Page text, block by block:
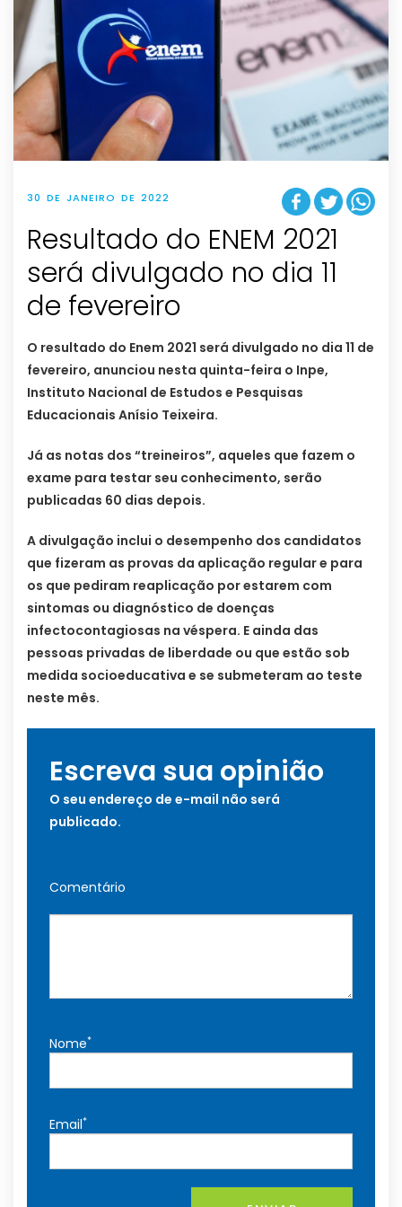
30 DE JANEIRO DE 2022
Resultado do ENEM 2021
será divulgado no dia 11
de fevereiro
O resultado do Enem 2021 será divulgado no dia 11 de
fevereiro, anunciou nesta quinta-feira o Inpe,
Instituto Nacional de Estudos e Pesquisas
Educacionais Anísio Teixeira.
Já as notas dos “treineiros”, aqueles que fazem o
exame para testar seu conhecimento, serão
publicadas 60 dias depois.
A divulgação inclui o desempenho dos candidatos
que fizeram as provas da aplicação regular e para
os que pediram reaplicação por estarem com
sintomas ou diagnóstico de doenças
infectocontagiosas na véspera. E ainda das
pessoas privadas de liberdade ou que estão sob
medida socioeducativa e se submeteram ao teste
neste mês.
Escreva sua opinião
O seu endereço de e-mail não será
publicado.
Comentário
Nome*
Email*